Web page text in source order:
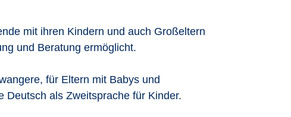
mit ihren Kindern und auch Großeltern
und Beratung ermöglicht.
für Eltern mit Babys und
Deutsch als Zweitsprache für Kinder.